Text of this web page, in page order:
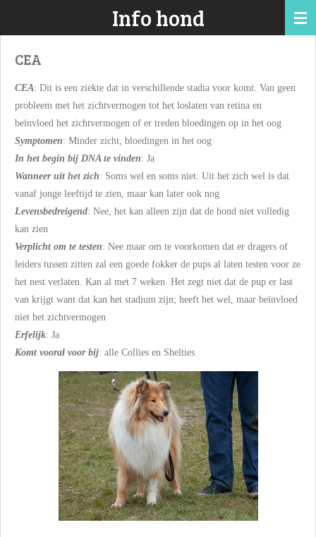
de
hoofdinhoud
Info hond
CEA
CEA: Dit is een ziekte dat in verschillende stadia voor komt. Van geen
probleem met het zichtvermogen tot het loslaten van retina en
beïnvloed het zichtvermogen of er treden bloedingen op in het oog
Symptomen: Minder zicht, bloedingen in het oog
In het begin bij DNA te vinden: Ja
Wanneer uit het zich: Soms wel en soms niet. Uit het zich wel is dat
vanaf jonge leeftijd te zien, maar kan later ook nog
Levensbedreigend: Nee, het kan alleen zijn dat de hond niet volledig
kan zien
Verplicht om te testen: Nee maar om te voorkomen dat er dragers of
leiders tussen zitten zal een goede fokker de pups al laten testen voor ze
het nest verlaten. Kan al met 7 weken. Het zegt niet dat de pup er last
van krijgt want dat kan het stadium zijn; heeft het wel, maar beïnvloed
niet het zichtvermogen
Erfelijk: Ja
Komt vooral voor bij: alle Collies en Shelties